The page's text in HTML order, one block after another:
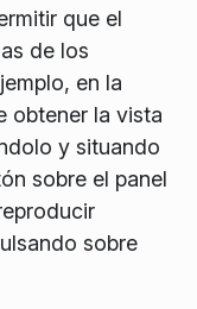
que el
de los
en la
obtener la vista
y situando
sobre el panel
sobre